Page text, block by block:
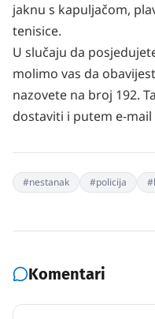
jaknu s kapuljačom,
tenisice.
U slučaju da
molimo vas da
nazovete na broj 192.
dostaviti i putem e-mail
#nestanak #policija #
Komentari